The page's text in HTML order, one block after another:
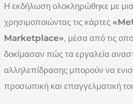
Η εκδήλωση ολοκληρώθηκε με
χρησιμοποιώντας τις κάρτες
Marketplace», μέσα από τις
δοκίμασαν πώς τα εργαλεία
αλληλεπίδρασης μπορούν να
προσωπική και επαγγελματική